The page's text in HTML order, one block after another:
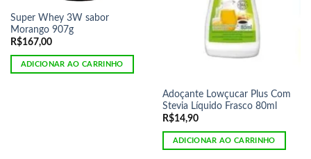
Super Whey 3W sabor
Morango 907g
R$167,00
ADICIONAR AO CARRINHO
Adoçante Lowçucar Plus Com
Stevia Líquido Frasco 80ml
R$14,90
ADICIONAR AO CARRINHO